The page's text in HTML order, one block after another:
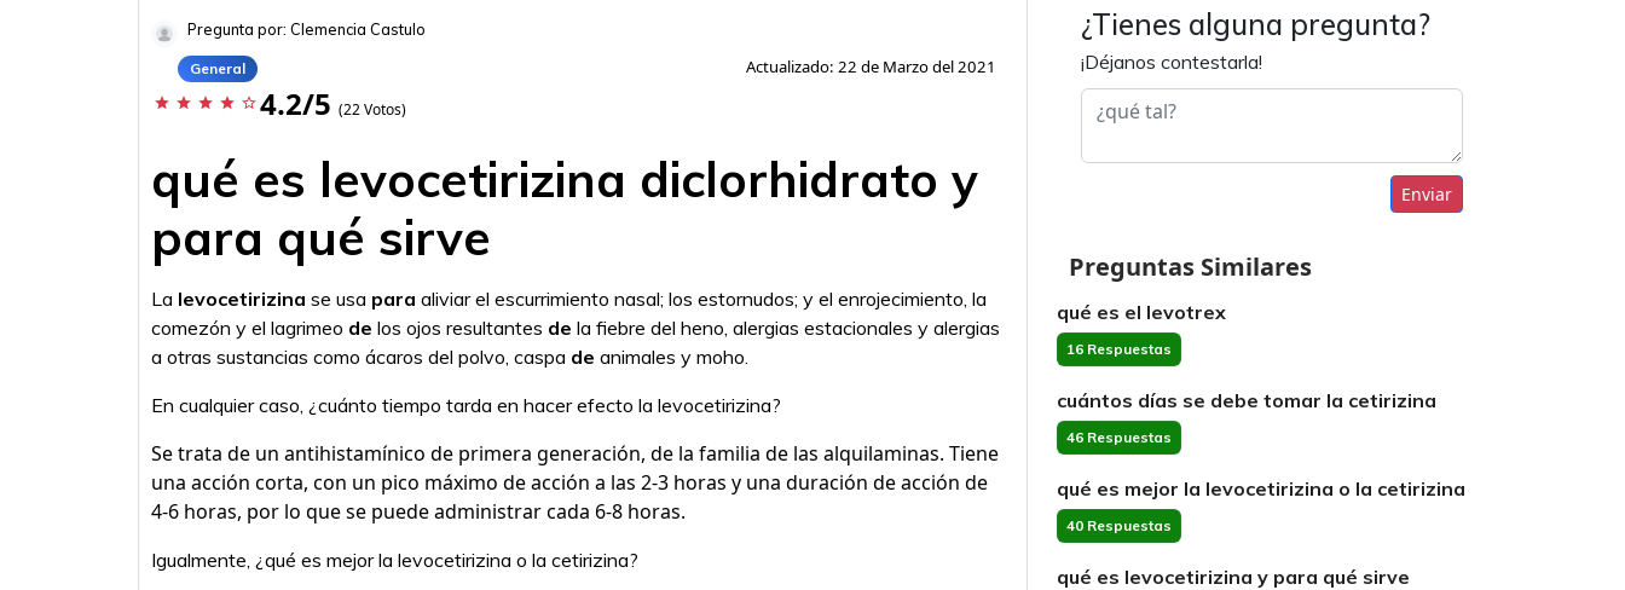
Pregunta por: Clemencia Castulo
General Actualizado: 22 de Marzo del 2021
star star star star star_border 4.2/5 (22 Votos)
qué es levocetirizina diclorhidrato y
para qué sirve
La levocetirizina se usa para aliviar el escurrimiento nasal; los estornudos; y el enrojecimiento, la
comezón y el lagrimeo de los ojos resultantes de la fiebre del heno, alergias estacionales y alergias
a otras sustancias como ácaros del polvo, caspa de animales y moho.
En cualquier caso, ¿cuánto tiempo tarda en hacer efecto la levocetirizina?
Se trata de un antihistamínico de primera generación, de la familia de las alquilaminas. Tiene
una acción corta, con un pico máximo de acción a las 2-3 horas y una duración de acción de
4-6 horas, por lo que se puede administrar cada 6-8 horas.
Igualmente, ¿qué es mejor la levocetirizina o la cetirizina?
¿Tienes alguna pregunta?
¡Déjanos contestarla!
Enviar
Preguntas Similares
qué es el levotrex
16 Respuestas
cuántos días se debe tomar la cetirizina
46 Respuestas
qué es mejor la levocetirizina o la cetirizina
40 Respuestas
qué es levocetirizina y para qué sirve